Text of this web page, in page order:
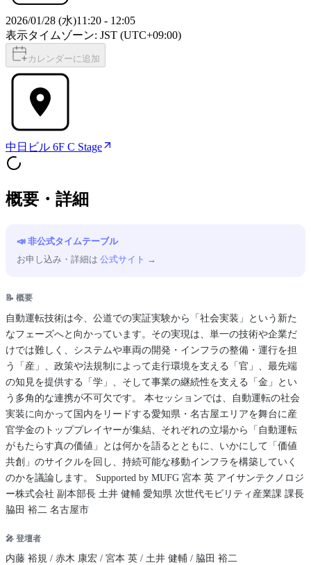
2026/01/28 (水)11:20 - 12:05
表示タイムゾーン: JST (UTC+09:00)
カレンダーに追加
中日ビル 6F C Stage
概要・詳細
📣 非公式タイムテーブル
お申し込み・詳細は 公式サイト →
📝 概要
自動運転技術は今、公道での実証実験から「社会実装」という新た
なフェーズへと向かっています。その実現は、単一の技術や企業だ
けでは難しく、システムや車両の開発・インフラの整備・運行を担
う「産」、政策や法規制によって走行環境を支える「官」、最先端
の知見を提供する「学」、そして事業の継続性を支える「金」とい
う多角的な連携が不可欠です。 本セッションでは、自動運転の社会
実装に向かって国内をリードする愛知県・名古屋エリアを舞台に産
官学金のトッププレイヤーが集結、それぞれの立場から「自動運転
がもたらす真の価値」とは何かを語るとともに、いかにして「価値
共創」のサイクルを回し、持続可能な移動インフラを構築していく
のかを議論します。 Supported by MUFG 宮本 英 アイサンテクノロジ
ー株式会社 副本部長 土井 健輔 愛知県 次世代モビリティ産業課 課長
脇田 裕二 名古屋市
🎤 登壇者
内藤 裕規 / 赤木 康宏 / 宮本 英 / 土井 健輔 / 脇田 裕二